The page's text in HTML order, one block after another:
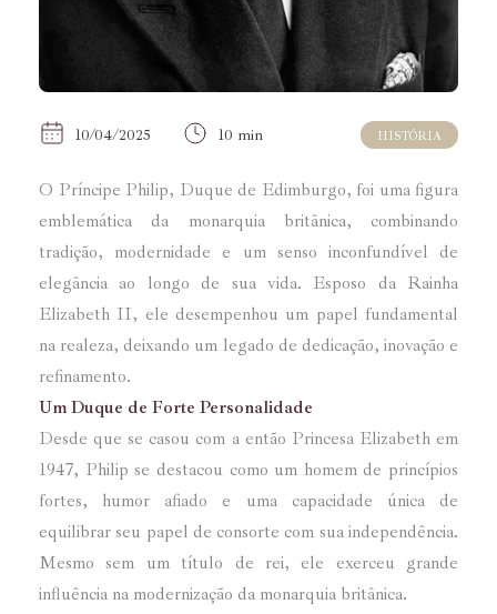
10/04/2025 10 min HISTÓRIA
O Príncipe Philip, Duque de Edimburgo, foi uma figura
emblemática da monarquia britânica, combinando
tradição, modernidade e um senso inconfundível de
elegância ao longo de sua vida. Esposo da Rainha
Elizabeth II, ele desempenhou um papel fundamental
na realeza, deixando um legado de dedicação, inovação e
refinamento.
Um Duque de Forte Personalidade
Desde que se casou com a então Princesa Elizabeth em
1947, Philip se destacou como um homem de princípios
fortes, humor afiado e uma capacidade única de
equilibrar seu papel de consorte com sua independência.
Mesmo sem um título de rei, ele exerceu grande
influência na modernização da monarquia britânica.